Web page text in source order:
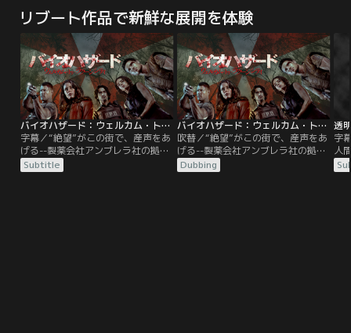
清を投与するという危険な方法を試
すことに--。彼の身体は驚くべき変
化を遂げ、超人的な筋力、スピー
ド、飛行力に加え、周囲の状況を感
知するレーダー能力まで手にする
が、その代償として…。
清を投与するという危険な方法を試
すことに--。彼の身体は驚くべき変
化を遂げ、超人的な筋力、スピー
ド、飛行力に加え、周囲の状況を感
知するレーダー能力まで手にする
が、その代償として…。
リブート作品で新鮮な展開を体験
バイオハザード：ウェルカム・トゥ・ラクーンシティ／字幕
字幕／“絶望”がこの街で、産声をあ
げる--製薬会社アンブレラ社の拠点
があるラクーンシティ。この街の養
護施設で育った主人公クレア・レッ
Subtitle
バイオハザード：ウェルカム・トゥ・ラクーンシティ／吹替
吹替／“絶望”がこの街で、産声をあ
げる--製薬会社アンブレラ社の拠点
があるラクーンシティ。この街の養
護施設で育った主人公クレア・レッ
Dubbing
透
字
人
富
縛